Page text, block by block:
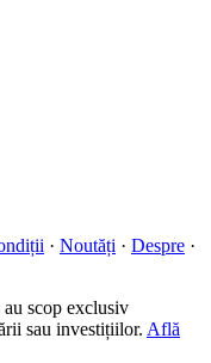
· Noutăți · Despre ·
scop exclusiv
sau investițiilor. Află